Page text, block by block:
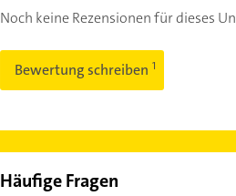
Noch keine Rezensionen für dieses
Bewertung schreiben
Häufige Fragen